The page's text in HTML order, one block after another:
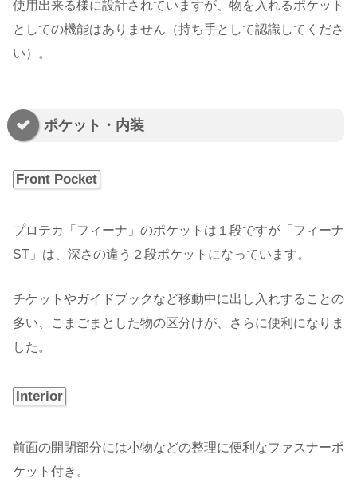
使用出来る様に設計されていますが、物を入れるポケット
としての機能はありません（持ち手として認識してくださ
い）。
ポケット・内装
Front Pocket
プロテカ「フィーナ」のポケットは１段ですが「フィーナ
ST」は、深さの違う２段ポケットになっています。
チケットやガイドブックなど移動中に出し入れすることの
多い、こまごまとした物の区分けが、さらに便利になりま
した。
Interior
前面の開閉部分には小物などの整理に便利なファスナーポ
ケット付き。